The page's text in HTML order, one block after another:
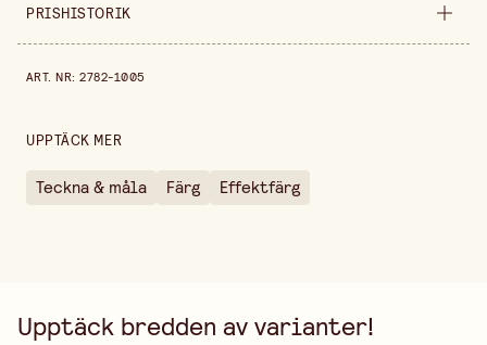
Bredd 138 mm
Färgvariant
PRISHISTORIK
ART. NR:2782-1005
UPPTÄCK MER
Teckna & måla Färg Effektfärg
Upptäck bredden av varianter!